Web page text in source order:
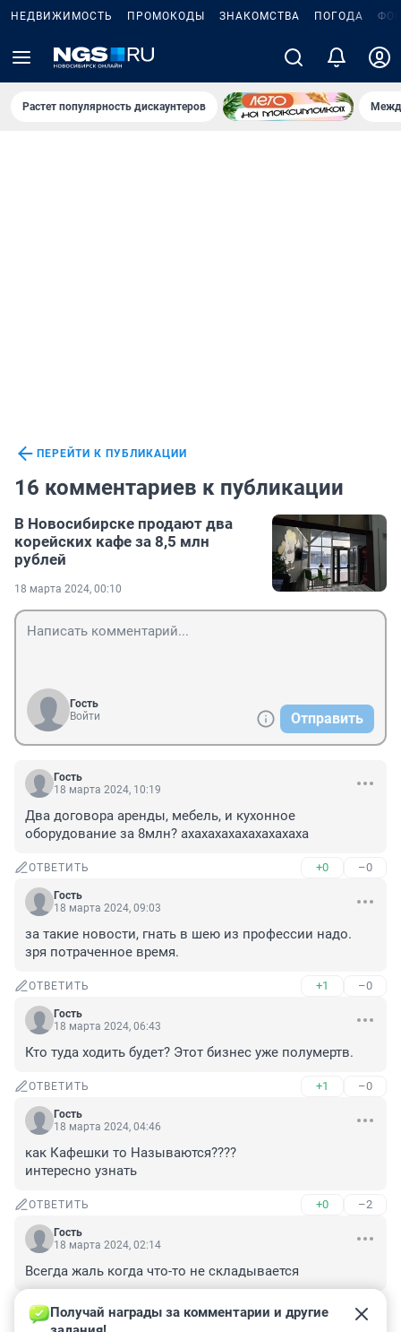
НЕДВИЖИМОСТЬ ПРОМОКОДЫ ЗНАКОМСТВА ПОГОДА
Растет популярность дискаунтеров
ПЕРЕЙТИ К ПУБЛИКАЦИИ
16 комментариев к публикации
В Новосибирске продают два
корейских кафе за 8,5 млн
рублей
18 марта 2024, 00:10
Гость
Войти
Отправить
Гость
18 марта 2024, 10:19
Два договора аренды, мебель, и кухонное
оборудование за 8млн? ахахахахахахахахаха
ОТВЕТИТЬ +0 –0
Гость
18 марта 2024, 09:03
за такие новости, гнать в шею из профессии надо.
зря потраченное время.
ОТВЕТИТЬ +1 –0
Гость
18 марта 2024, 06:43
Кто туда ходить будет? Этот бизнес уже полумертв.
ОТВЕТИТЬ +1 –0
Гость
18 марта 2024, 04:46
как Кафешки то Называются????
интересно узнать
ОТВЕТИТЬ +0 –2
Гость
18 марта 2024, 02:14
Всегда жаль когда что-то не складывается
ОТВЕТИТЬ –0
Получай награды за комментарии и другие